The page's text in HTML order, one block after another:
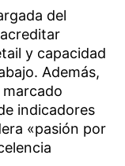
del
y capacidad
Además,
indicadores
«pasión por